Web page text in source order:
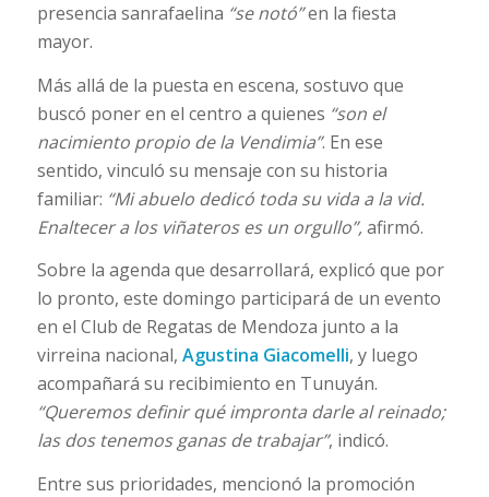
presencia sanrafaelina “se notó”en la fiesta
mayor.
Más allá de la puesta en escena, sostuvo que
buscó poner en el centro a quienes “son el
nacimiento propio de la Vendimia”. En ese
sentido, vinculó su mensaje con su historia
familiar: “Mi abuelo dedicó toda su vida a la vid.
Enaltecer a los viñateros es un orgullo”,afirmó.
Sobre la agenda que desarrollará, explicó que por
lo pronto, este domingo participará de un evento
en el Club de Regatas de Mendoza junto a la
virreina nacional, Agustina Giacomelli, y luego
acompañará su recibimiento en Tunuyán.
“Queremos definir qué impronta darle al reinado;
las dos tenemos ganas de trabajar”, indicó.
Entre sus prioridades, mencionó la promoción